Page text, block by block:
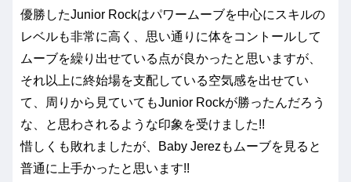
優勝したJunior Rockはパワームーブを中心にスキルの
レベルも非常に高く、思い通りに体をコントールして
ムーブを繰り出せている点が良かったと思いますが、
それ以上に終始場を支配している空気感を出せてい
て、周りから見ていてもJunior Rockが勝ったんだろう
な、と思わされるような印象を受けました!!
惜しくも敗れましたが、Baby Jerezもムーブを見ると
普通に上手かったと思います!!